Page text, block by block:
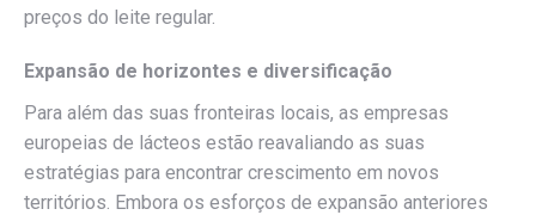
preços do leite regular.
Expansão de horizontes e diversificação
Para além das suas fronteiras locais, as empresas
europeias de lácteos estão reavaliando as suas
estratégias para encontrar crescimento em novos
territórios. Embora os esforços de expansão anteriores